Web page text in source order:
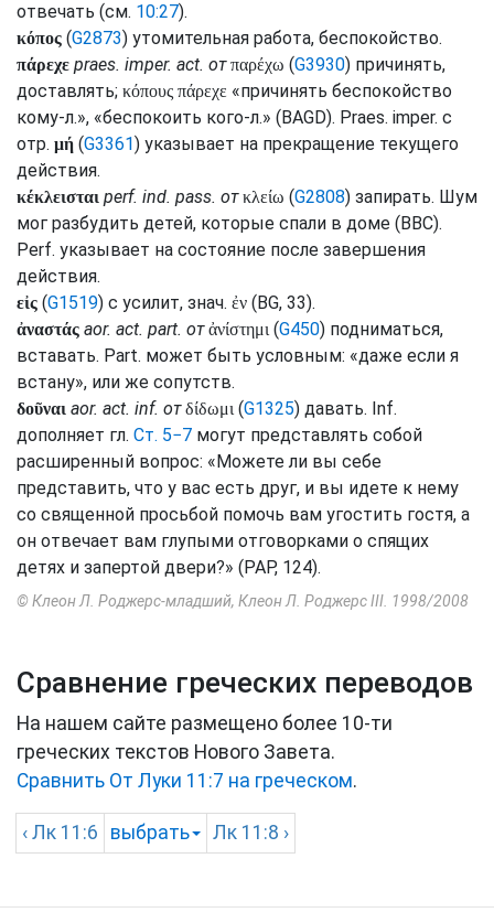
отвечать (см. 10:27).
κόπος (G2873) утомительная работа, беспокойство.
πάρεχε praes. imper. act. от παρέχω (G3930) причинять,
доставлять; κόπους πάρεχε «причинять беспокойство
кому-л.», «беспокоить кого-л.» (BAGD). Praes. imper. с
отр. μή (G3361) указывает на прекращение текущего
действия.
κέκλεισται perf. ind. pass. от κλείω (G2808) запирать. Шум
мог разбудить детей, которые спали в доме (BBC).
Perf. указывает на состояние после завершения
действия.
εἰς (G1519) с усилит, знач. ἐν (BG, 33).
ἀναστάς aor. act. part. от ἀνίστημι(G450) подниматься,
вставать. Part. может быть условным: «даже если я
встану», или же сопутств.
δοῦναι aor. act. inf. от δίδωμι(G1325) давать. Inf.
дополняет гл. Ст. 5−7 могут представлять собой
расширенный вопрос: «Можете ли вы себе
представить, что у вас есть друг, и вы идете к нему
со священной просьбой помочь вам угостить гостя, а
он отвечает вам глупыми отговорками о спящих
детях и запертой двери?» (PAP, 124).
© Клеон Л. Роджерс-младший, Клеон Л. Роджерс III. 1998/2008
Сравнение греческих переводов
На нашем сайте размещено более 10-ти
греческих текстов Нового Завета.
Сравнить От Луки 11:7 на греческом.
‹ Лк 11:6 выбрать Лк 11:8 ›